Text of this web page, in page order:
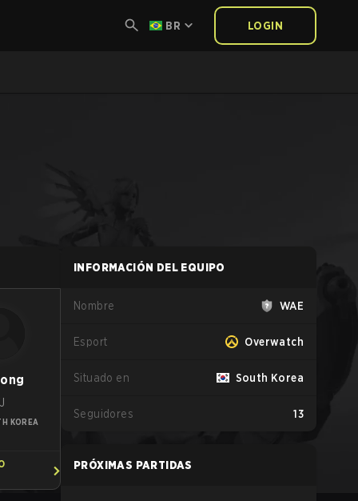
BR LOGIN
KOREA
INFORMACIÓN DEL EQUIPO
Nombre WAE
Esport Overwatch
Situado en South Korea
Seguidores 13
PRÓXIMAS PARTIDAS